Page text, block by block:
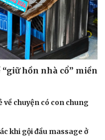
Công nghệ
Sành điệu
Tin Công nghệ
“giữ hồn nhà cổ” miền
về chuyện có con chung
khi gội đầu massage ở